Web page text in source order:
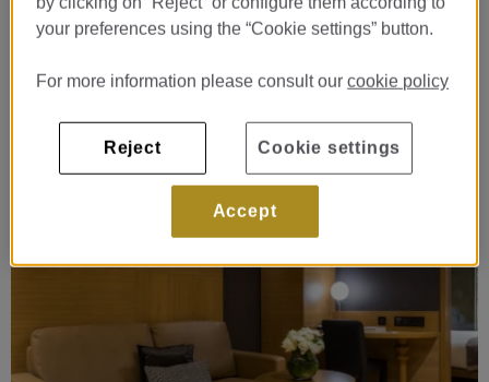
CHECK-OUT
PRENOTA
your preferences using the “Cookie settings” button.
For more information please consult ourcookie policy
Reject
Accept
Cookie settings